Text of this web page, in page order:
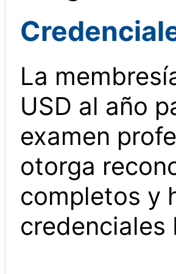
La
USD al año
examen
otorga
completos y
credenciales